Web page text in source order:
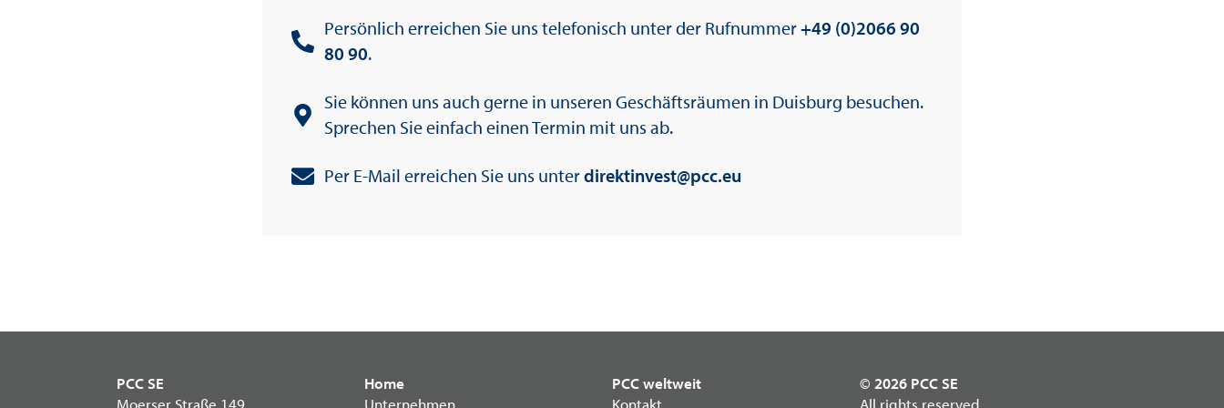
Persönlich erreichen Sie uns telefonisch unter der Rufnummer+49 (0)2066 90
80 90.
Sie können uns auch gerne in unseren Geschäftsräumen in Duisburg besuchen.
Sprechen Sie einfach einen Termin mit uns ab.
Per E-Mail erreichen Sie uns unterdirektinvest@pcc.eu
PCC SE
Home
PCC weltweit
© 2026 PCC SE